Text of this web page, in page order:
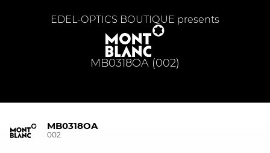
MB0318OA (002)
EDEL-OPTICS BOUTIQUE presents
MB0318OA
002